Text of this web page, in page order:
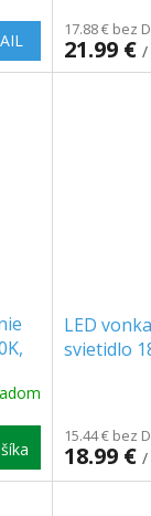
17.88 € bez
21.99 € /
LED
svietidlo
15.44 € bez
18.99 € /